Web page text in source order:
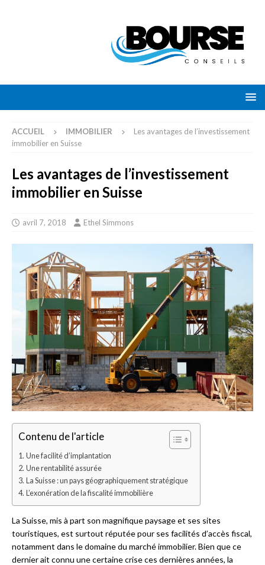
ACCUEIL IMMOBILIER
Les avantages de l’investissement
immobilier en Suisse
Les avantages de l’investissement
immobilier en Suisse
avril 7, 2018 Ethel Simmons
Contenu de l'article
Une facilité d’implantation
Une rentabilité assurée
La Suisse : un pays géographiquement stratégique
L’exonération de la fiscalité immobilière
La Suisse, mis à part son magnifique paysage et ses sites
touristiques, est surtout réputée pour ses facilités d’accès fiscal,
notamment dans le domaine du marché immobilier. Bien que ce
dernier ait connu une certaine crise ces dernières années, la